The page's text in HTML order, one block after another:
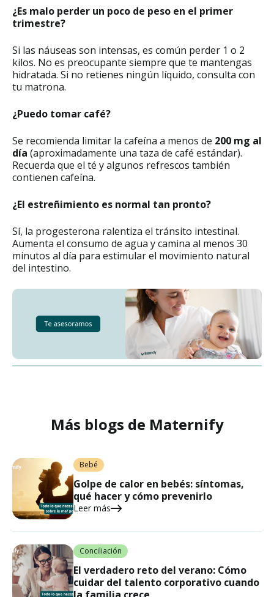
¿Es malo perder un poco de peso en el primer
trimestre?
Si las náuseas son intensas, es común perder 1 o 2
kilos. No es preocupante siempre que te mantengas
hidratada. Si no retienes ningún líquido, consulta con
tu matrona.
¿Puedo tomar café?
Se recomienda limitar la cafeína a menos de 200 mg al
día (aproximadamente una taza de café estándar).
Recuerda que el té y algunos refrescos también
contienen cafeína.
¿El estreñimiento es normal tan pronto?
Sí, la progesterona ralentiza el tránsito intestinal.
Aumenta el consumo de agua y camina al menos 30
minutos al día para estimular el movimiento natural
del intestino.
Más blogs de Maternify
Bebé
Golpe de calor en bebés: síntomas,
qué hacer y cómo prevenirlo
Leer más
Conciliación
El verdadero reto del verano: Cómo
cuidar del talento corporativo cuando